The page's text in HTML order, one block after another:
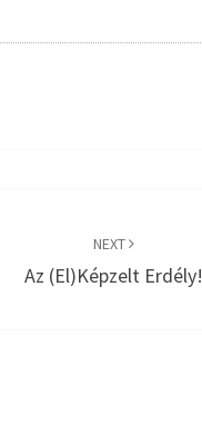
NEXT
Az (el)képzelt Erdély!